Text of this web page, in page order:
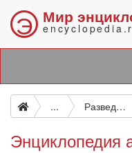
Э Мир
... Разведение декоративных рыб. Аквариумы
Энциклопедия